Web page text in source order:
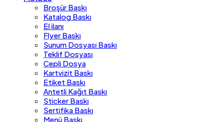
Broşür Baskı
Katalog Baskı
El ilanı
Flyer Baskı
Sunum Dosyası Baskı
Teklif Dosyası
Cepli Dosya
Kartvizit Baskı
Etiket Baskı
Antetli Kağıt Baskı
Sticker Baskı
Sertifika Baskı
Menü Baskı